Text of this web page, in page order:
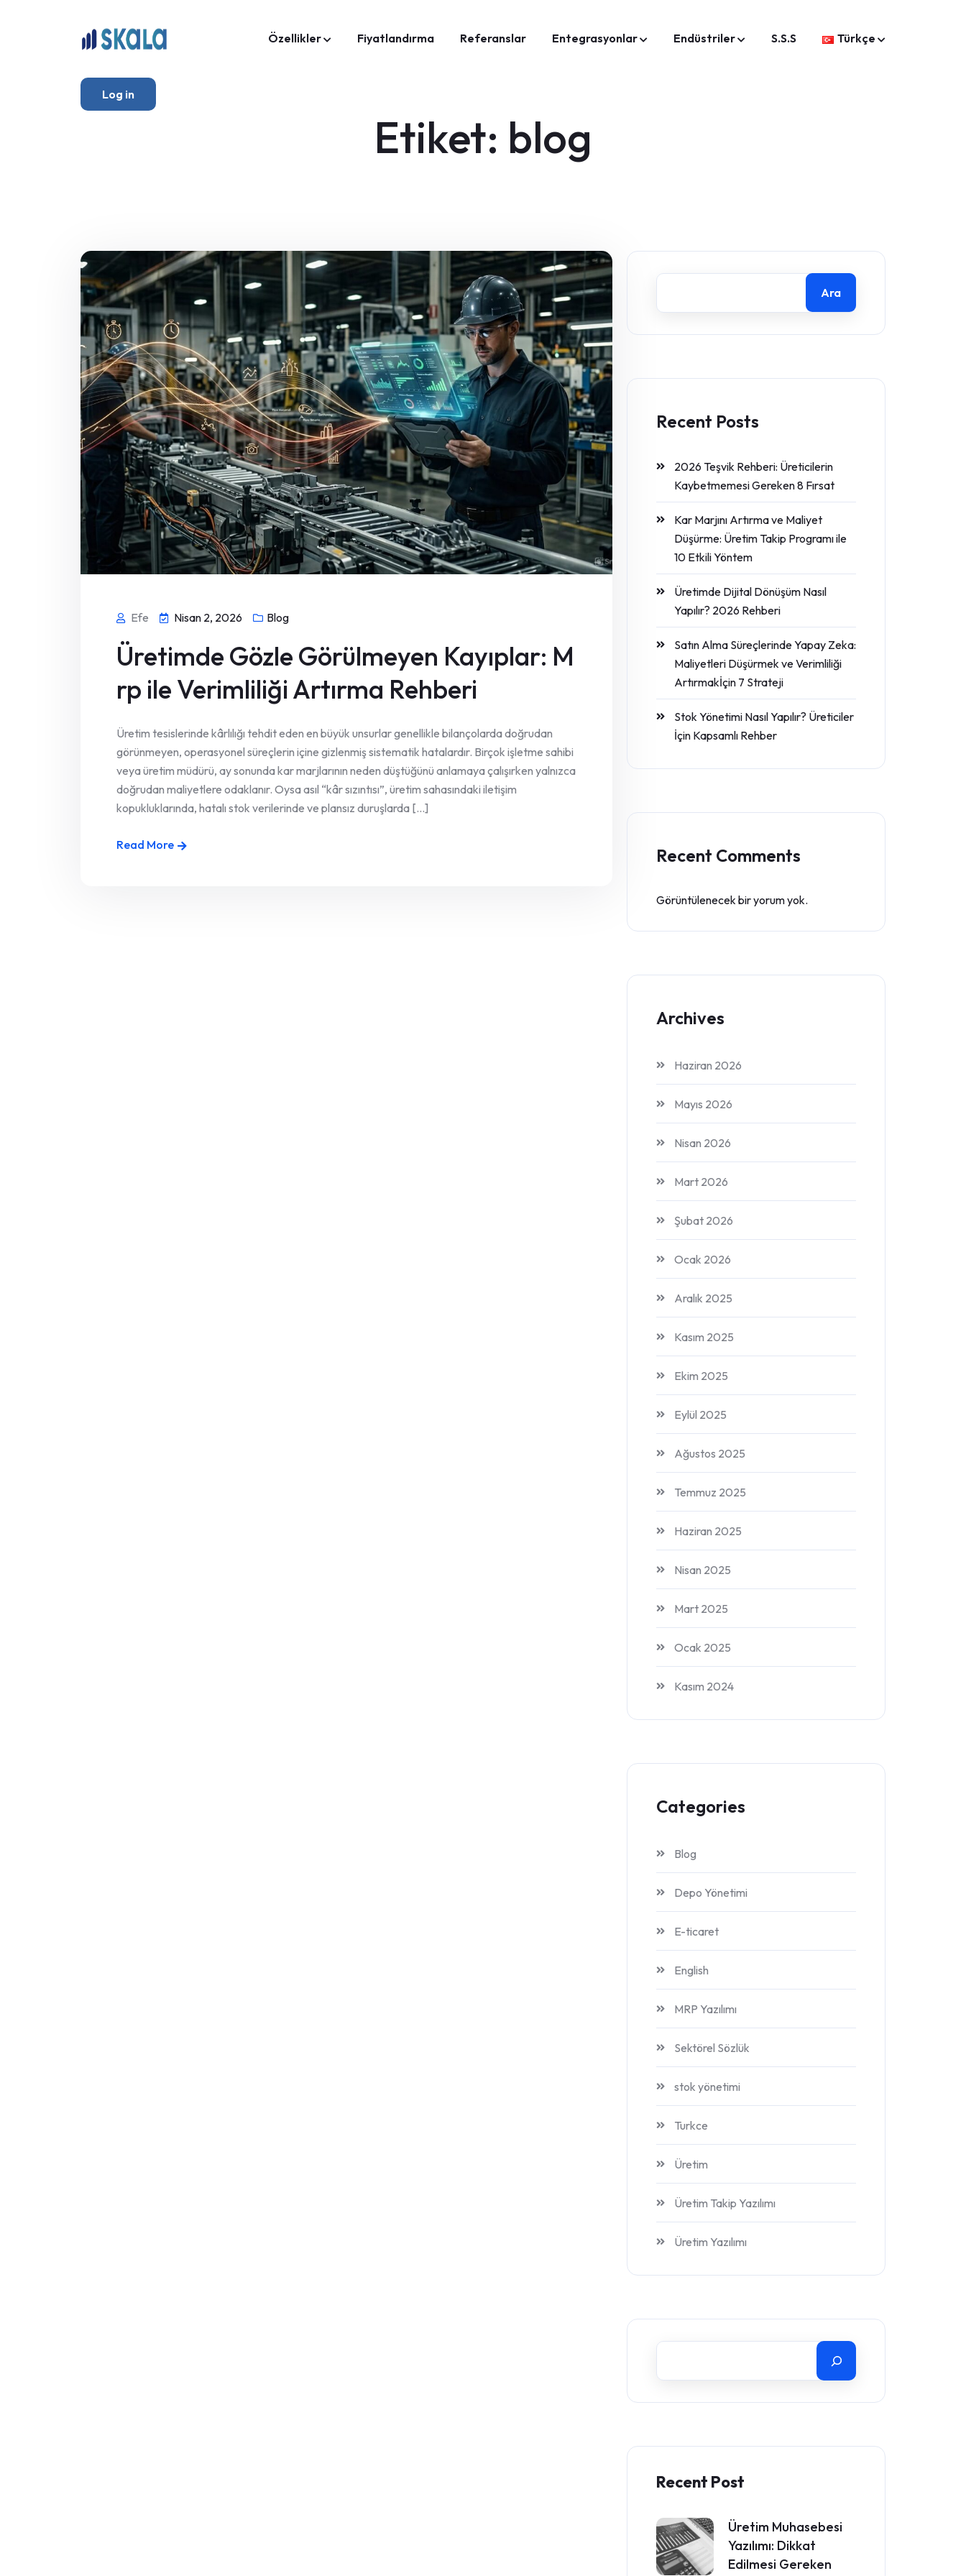
Özellikler Fiyatlandırma Referanslar Entegrasyonlar Endüstriler S.S.S Türkçe
Log in
Etiket: blog
Efe Nisan 2, 2026 Blog
Üretimde Gözle Görülmeyen Kayıplar: M
rp ile Verimliliği Artırma Rehberi
Üretim tesislerinde kârlılığı tehdit eden en büyük unsurlar genellikle bilançolarda doğrudan
görünmeyen, operasyonel süreçlerin içine gizlenmiş sistematik hatalardır. Birçok işletme sahibi
veya üretim müdürü, ay sonunda kar marjlarının neden düştüğünü anlamaya çalışırken yalnızca
doğrudan maliyetlere odaklanır. Oysa asıl “kâr sızıntısı”, üretim sahasındaki iletişim
kopukluklarında, hatalı stok verilerinde ve plansız duruşlarda [...]
Read More
Ara
Recent Posts
2026 Teşvik Rehberi: Üreticilerin
Kaybetmemesi Gereken 8 Fırsat
Kar Marjını Artırma ve Maliyet
Düşürme: Üretim Takip Programı ile
10 Etkili Yöntem
Üretimde Dijital Dönüşüm Nasıl
Yapılır? 2026 Rehberi
Satın Alma Süreçlerinde Yapay Zeka:
Maliyetleri Düşürmek ve Verimliliği
Artırmakİçin 7 Strateji
Stok Yönetimi Nasıl Yapılır? Üreticiler
İçin Kapsamlı Rehber
Recent Comments
Görüntülenecek bir yorum yok.
Archives
Haziran 2026
Mayıs 2026
Nisan 2026
Mart 2026
Şubat 2026
Ocak 2026
Aralık 2025
Kasım 2025
Ekim 2025
Eylül 2025
Ağustos 2025
Temmuz 2025
Haziran 2025
Nisan 2025
Mart 2025
Ocak 2025
Kasım 2024
Categories
Blog
Depo Yönetimi
E-ticaret
English
MRP Yazılımı
Sektörel Sözlük
stok yönetimi
Turkce
Üretim
Üretim Takip Yazılımı
Üretim Yazılımı
Recent Post
Üretim Muhasebesi
Yazılımı: Dikkat
Edilmesi Gereken